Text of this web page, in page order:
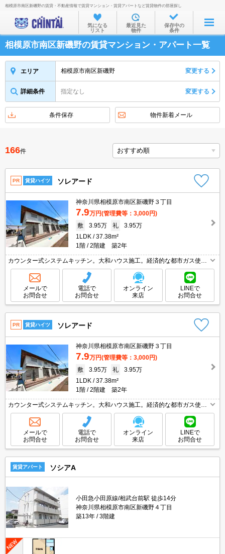
お部屋を探す
沿線・駅から
住所から
家賃相場から
物件特集から
不動産会社から
TOP
相模原市南区新磯野の賃貸・不動産情報で賃貸マンション・賃貸アパートなど賃貸物件の部屋探し
気になる
リスト
最近見た
物件
保存中の
条件
相模原市南区新磯野の賃貸マンション・アパート一覧
エリア 相模原市南区新磯野 変更する
詳細条件 指定なし 変更する
条件保存 物件新着メール
166件
PR 賃貸ハイツ ソレアード
神奈川県相模原市南区新磯野３丁目
7.9万円(管理費等：3,000円)
敷
3.95万 礼
3.95万
1LDK
37.38m²
1階
2階建 築2年
カウンター式システムキッチン。大和ハウス施工。経済的な都市ガス使
用。便利な宅配BOX。クローゼット付。浴室換気乾燥式。洗面化粧台付
き。保証会社加入要(初回保証料賃料の60%、月次保証料1.5%)。
メールで
お問合せ
電話で
お問合せ
オンライン
来店
LINEで
お問合せ
PR 賃貸ハイツ ソレアード
神奈川県相模原市南区新磯野３丁目
7.9万円(管理費等：3,000円)
敷
3.95万 礼
3.95万
1LDK
37.38m²
1階
2階建 築2年
カウンター式システムキッチン。大和ハウス施工。経済的な都市ガス使
用。便利な宅配BOX。クローゼット付。浴室換気乾燥式。洗面化粧台付
き。保証会社加入要(初回保証料賃料の60%、月次保証料1.5%)。
メールで
お問合せ
電話で
お問合せ
オンライン
来店
LINEで
お問合せ
賃貸アパート ソシアA
小田急小田原線/相武台前駅 徒歩14分
神奈川県相模原市南区新磯野４丁目
築13年
3階建